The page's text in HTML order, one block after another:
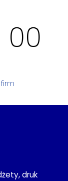
00
druk